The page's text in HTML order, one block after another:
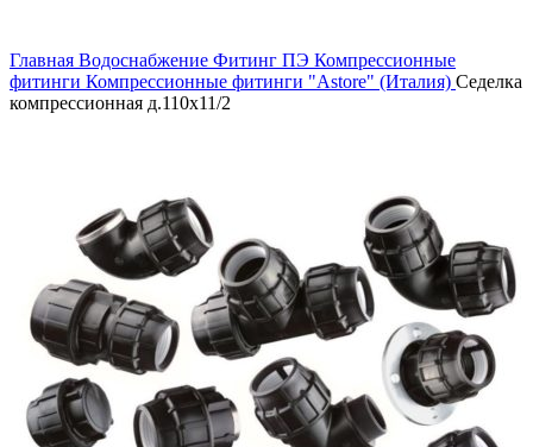
Главная Водоснабжение Фитинг ПЭ Компрессионные
фитинги Компрессионные фитинги "Astore" (Италия) Седелка
компрессионная д.110х11/2